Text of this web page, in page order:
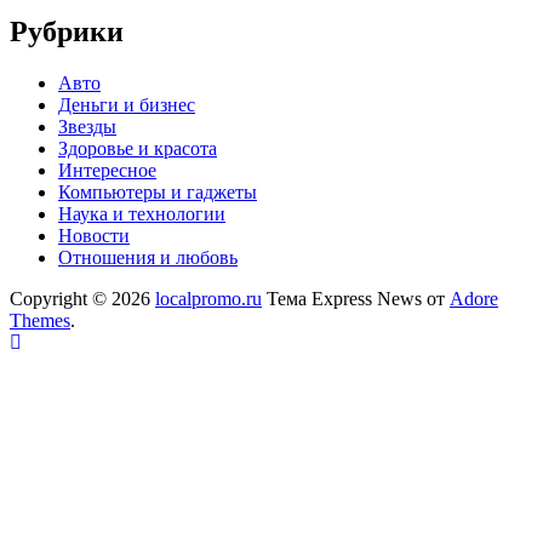
Рубрики
Авто
Деньги и бизнес
Звезды
Здоровье и красота
Интересное
Компьютеры и гаджеты
Наука и технологии
Новости
Отношения и любовь
Copyright © 2026 localpromo.ru Тема Express News от Adore
Themes.